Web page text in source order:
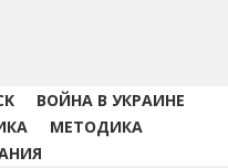
ВОЙНА В УКРАИНЕ
МЕТОДИКА